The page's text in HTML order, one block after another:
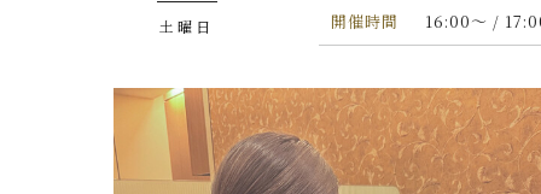
土曜日 開催時間 16:00〜 /